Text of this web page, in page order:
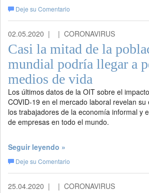
Deje su Comentario
02.05.2020 | | CORONAVIRUS
Casi la mitad de la
mundial podría llegar a
medios de vida
Los últimos datos de la OIT sobre el
COVID-19 en el mercado laboral revelan
los trabajadores de la economía informal y
de empresas en todo el mundo.
Seguir leyendo »
Deje su Comentario
25.04.2020 | | CORONAVIRUS